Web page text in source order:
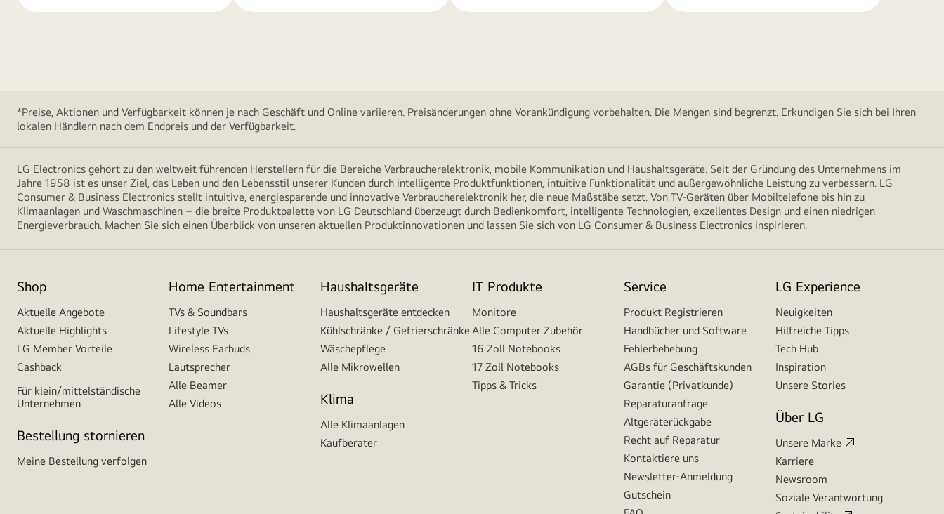
*Preise, Aktionen und Verfügbarkeit können je nach Geschäft und Online variieren. Preisänderungen ohne Vorankündigung vorbehalten. Die Mengen sind begrenzt. Erkundigen Sie sich bei Ihren
lokalen Händlern nach dem Endpreis und der Verfügbarkeit.
LG Electronics gehört zu den weltweit führenden Herstellern für die Bereiche Verbraucherelektronik, mobile Kommunikation und Haushaltsgeräte. Seit der Gründung des Unternehmens im
Jahre 1958 ist es unser Ziel, das Leben und den Lebensstil unserer Kunden durch intelligente Produktfunktionen, intuitive Funktionalität und außergewöhnliche Leistung zu verbessern. LG
Consumer & Business Electronics stellt intuitive, energiesparende und innovative Verbraucherelektronik her, die neue Maßstäbe setzt. Von TV-Geräten über Mobiltelefone bis hin zu
Klimaanlagen und Waschmaschinen – die breite Produktpalette von LG Deutschland überzeugt durch Bedienkomfort, intelligente Technologien, exzellentes Design und einen niedrigen
Energieverbrauch. Machen Sie sich einen Überblick von unseren aktuellen Produktinnovationen und lassen Sie sich von LG Consumer & Business Electronics inspirieren.
Shop
Aktuelle Angebote
Aktuelle Highlights
LG Member Vorteile
Cashback
Für klein/mittelständische
Unternehmen
Bestellung stornieren
Meine Bestellung verfolgen
Home Entertainment
TVs & Soundbars
Lifestyle TVs
Wireless Earbuds
Lautsprecher
Alle Beamer
Alle Videos
Haushaltsgeräte
Haushaltsgeräte entdecken
Kühlschränke / Gefrierschränke
Wäschepflege
Alle Mikrowellen
Klima
Alle Klimaanlagen
Kaufberater
IT Produkte
Monitore
Alle Computer Zubehör
16 Zoll Notebooks
17 Zoll Notebooks
Tipps & Tricks
Service
Produkt Registrieren
Handbücher und Software
Fehlerbehebung
AGBs für Geschäftskunden
Garantie (Privatkunde)
Reparaturanfrage
Altgeräterückgabe
Recht auf Reparatur
Kontaktiere uns
Newsletter-Anmeldung
Gutschein
LG Experience
Neuigkeiten
Hilfreiche Tipps
Tech Hub
Inspiration
Unsere Stories
Über LG
Unsere Marke
Karriere
Newsroom
Soziale Verantwortung